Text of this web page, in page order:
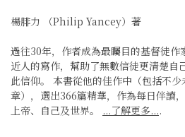
楊腓力 （Philip Yancey）著
過往30年，作者成為最矚目的基督徒作
近人的寫作，幫助了無數信徒更清楚自
此信仰。 本書從他的佳作中（包括不
章），選出366篇精華，作為每日伴讀
上帝、自己及世界。 ...了解更多....